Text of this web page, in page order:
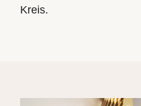
Kreis.